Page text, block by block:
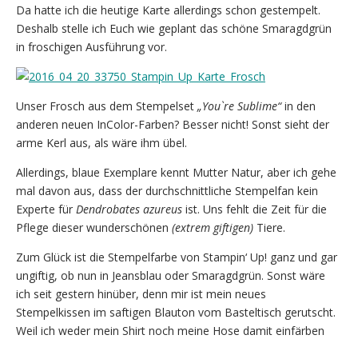
Da hatte ich die heutige Karte allerdings schon gestempelt.
Deshalb stelle ich Euch wie geplant das schöne Smaragdgrün
in froschigen Ausführung vor.
Unser Frosch aus dem Stempelset „You`re Sublime“in den
anderen neuen InColor-Farben? Besser nicht! Sonst sieht der
arme Kerl aus, als wäre ihm übel.
Allerdings, blaue Exemplare kennt Mutter Natur, aber ich gehe
mal davon aus, dass der durchschnittliche Stempelfan kein
Experte für Dendrobates azureus ist. Uns fehlt die Zeit für die
Pflege dieser wunderschönen (extrem giftigen) Tiere.
Zum Glück ist die Stempelfarbe von Stampin‘ Up! ganz und gar
ungiftig, ob nun in Jeansblau oder Smaragdgrün. Sonst wäre
ich seit gestern hinüber, denn mir ist mein neues
Stempelkissen im saftigen Blauton vom Basteltisch gerutscht.
Weil ich weder mein Shirt noch meine Hose damit einfärben